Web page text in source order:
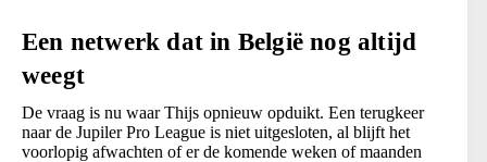
Een netwerk dat in België nog altijd
weegt
De vraag is nu waar Thijs opnieuw opduikt. Een terugkeer
naar de Jupiler Pro League is niet uitgesloten, al blijft het
voorlopig afwachten of er de komende weken of maanden